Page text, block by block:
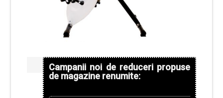
Campanii noi de reduceri propuse
de magazine renumite: